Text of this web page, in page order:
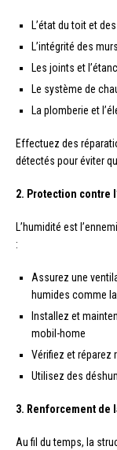
L’état du toit et
L’intégrité des
Les joints et
Le système de
La plomberie et
Effectuez des
détectés pour éviter
2. Protection contre
L’humidité est
:
Assurez une
humides comme
Installez et
mobil-home
Vérifiez et réparez
Utilisez des
3. Renforcement de
Au fil du temps, la